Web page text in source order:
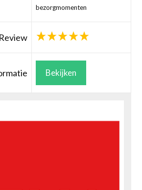
bezorgmomenten
Review
Bekijken